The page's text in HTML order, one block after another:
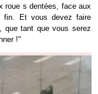
roue s dentées, face aux
fin. Et vous devez faire
que tant que vous serez
!"